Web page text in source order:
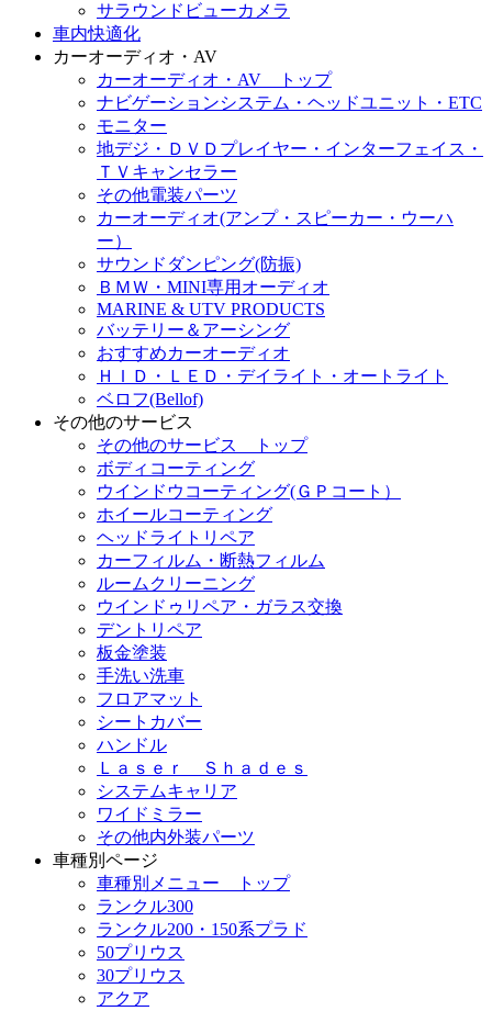
サラウンドビューカメラ
車内快適化
カーオーディオ・AV
カーオーディオ・AV トップ
ナビゲーションシステム・ヘッドユニット・ETC
モニター
地デジ・ＤＶＤプレイヤー・インターフェイス・
ＴＶキャンセラー
その他電装パーツ
カーオーディオ(アンプ・スピーカー・ウーハ
ー）
サウンドダンピング(防振)
ＢＭＷ・MINI専用オーディオ
MARINE & UTV PRODUCTS
バッテリー＆アーシング
おすすめカーオーディオ
ＨＩＤ・ＬＥＤ・デイライト・オートライト
ベロフ(Bellof)
その他のサービス
その他のサービス トップ
ボディコーティング
ウインドウコーティング(ＧＰコート）
ホイールコーティング
ヘッドライトリペア
カーフィルム・断熱フィルム
ルームクリーニング
ウインドゥリペア・ガラス交換
デントリペア
板金塗装
手洗い洗車
フロアマット
シートカバー
ハンドル
Ｌａｓｅｒ Ｓｈａｄｅｓ
システムキャリア
ワイドミラー
その他内外装パーツ
車種別ページ
車種別メニュー トップ
ランクル300
ランクル200・150系プラド
50プリウス
30プリウス
アクア